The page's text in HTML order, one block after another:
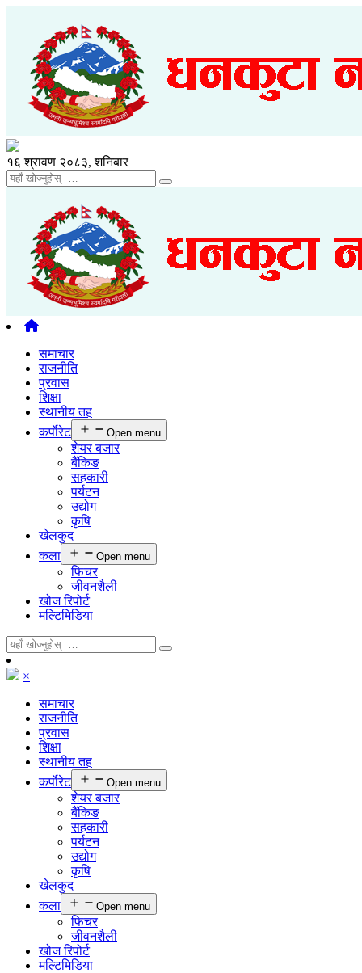
१६ श्रावण २०८३, शनिबार
समाचार
राजनीति
प्रवास
शिक्षा
स्थानीय तह
कर्पाेरेट
Open menu
शेयर बजार
बैंकिङ
सहकारी
पर्यटन
उद्योग
कृषि
खेलकुद
कला
Open menu
फिचर
जीवनशैली
खोज रिपोर्ट
मल्टिमिडिया
×
समाचार
राजनीति
प्रवास
शिक्षा
स्थानीय तह
कर्पाेरेट
Open menu
शेयर बजार
बैंकिङ
सहकारी
पर्यटन
उद्योग
कृषि
खेलकुद
कला
Open menu
फिचर
जीवनशैली
खोज रिपोर्ट
मल्टिमिडिया